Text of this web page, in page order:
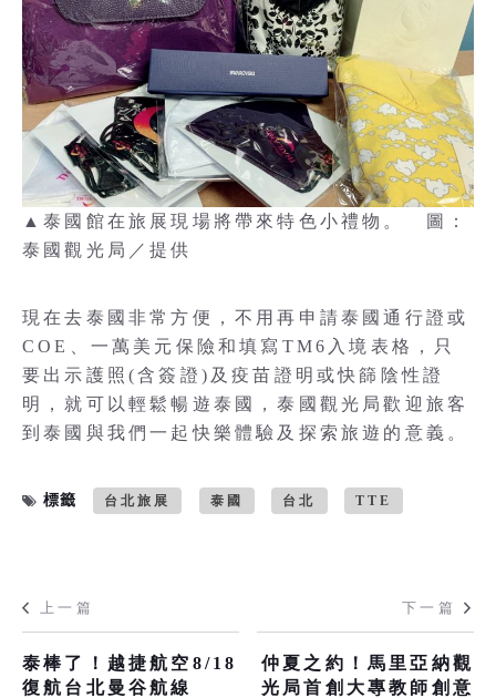
▲泰國館在旅展現場將帶來特色小禮物。 圖：
泰國觀光局／提供
現在去泰國非常方便，不用再申請泰國通行證或
COE、一萬美元保險和填寫TM6入境表格，只
要出示護照(含簽證)及疫苗證明或快篩陰性證
明，就可以輕鬆暢遊泰國，泰國觀光局歡迎旅客
到泰國與我們一起快樂體驗及探索旅遊的意義。
標籤 台北旅展 泰國 台北 TTE
上一篇
泰棒了！越捷航空8/18
復航台北曼谷航線
下一篇
仲夏之約！馬里亞納觀
光局首創大專教師創意